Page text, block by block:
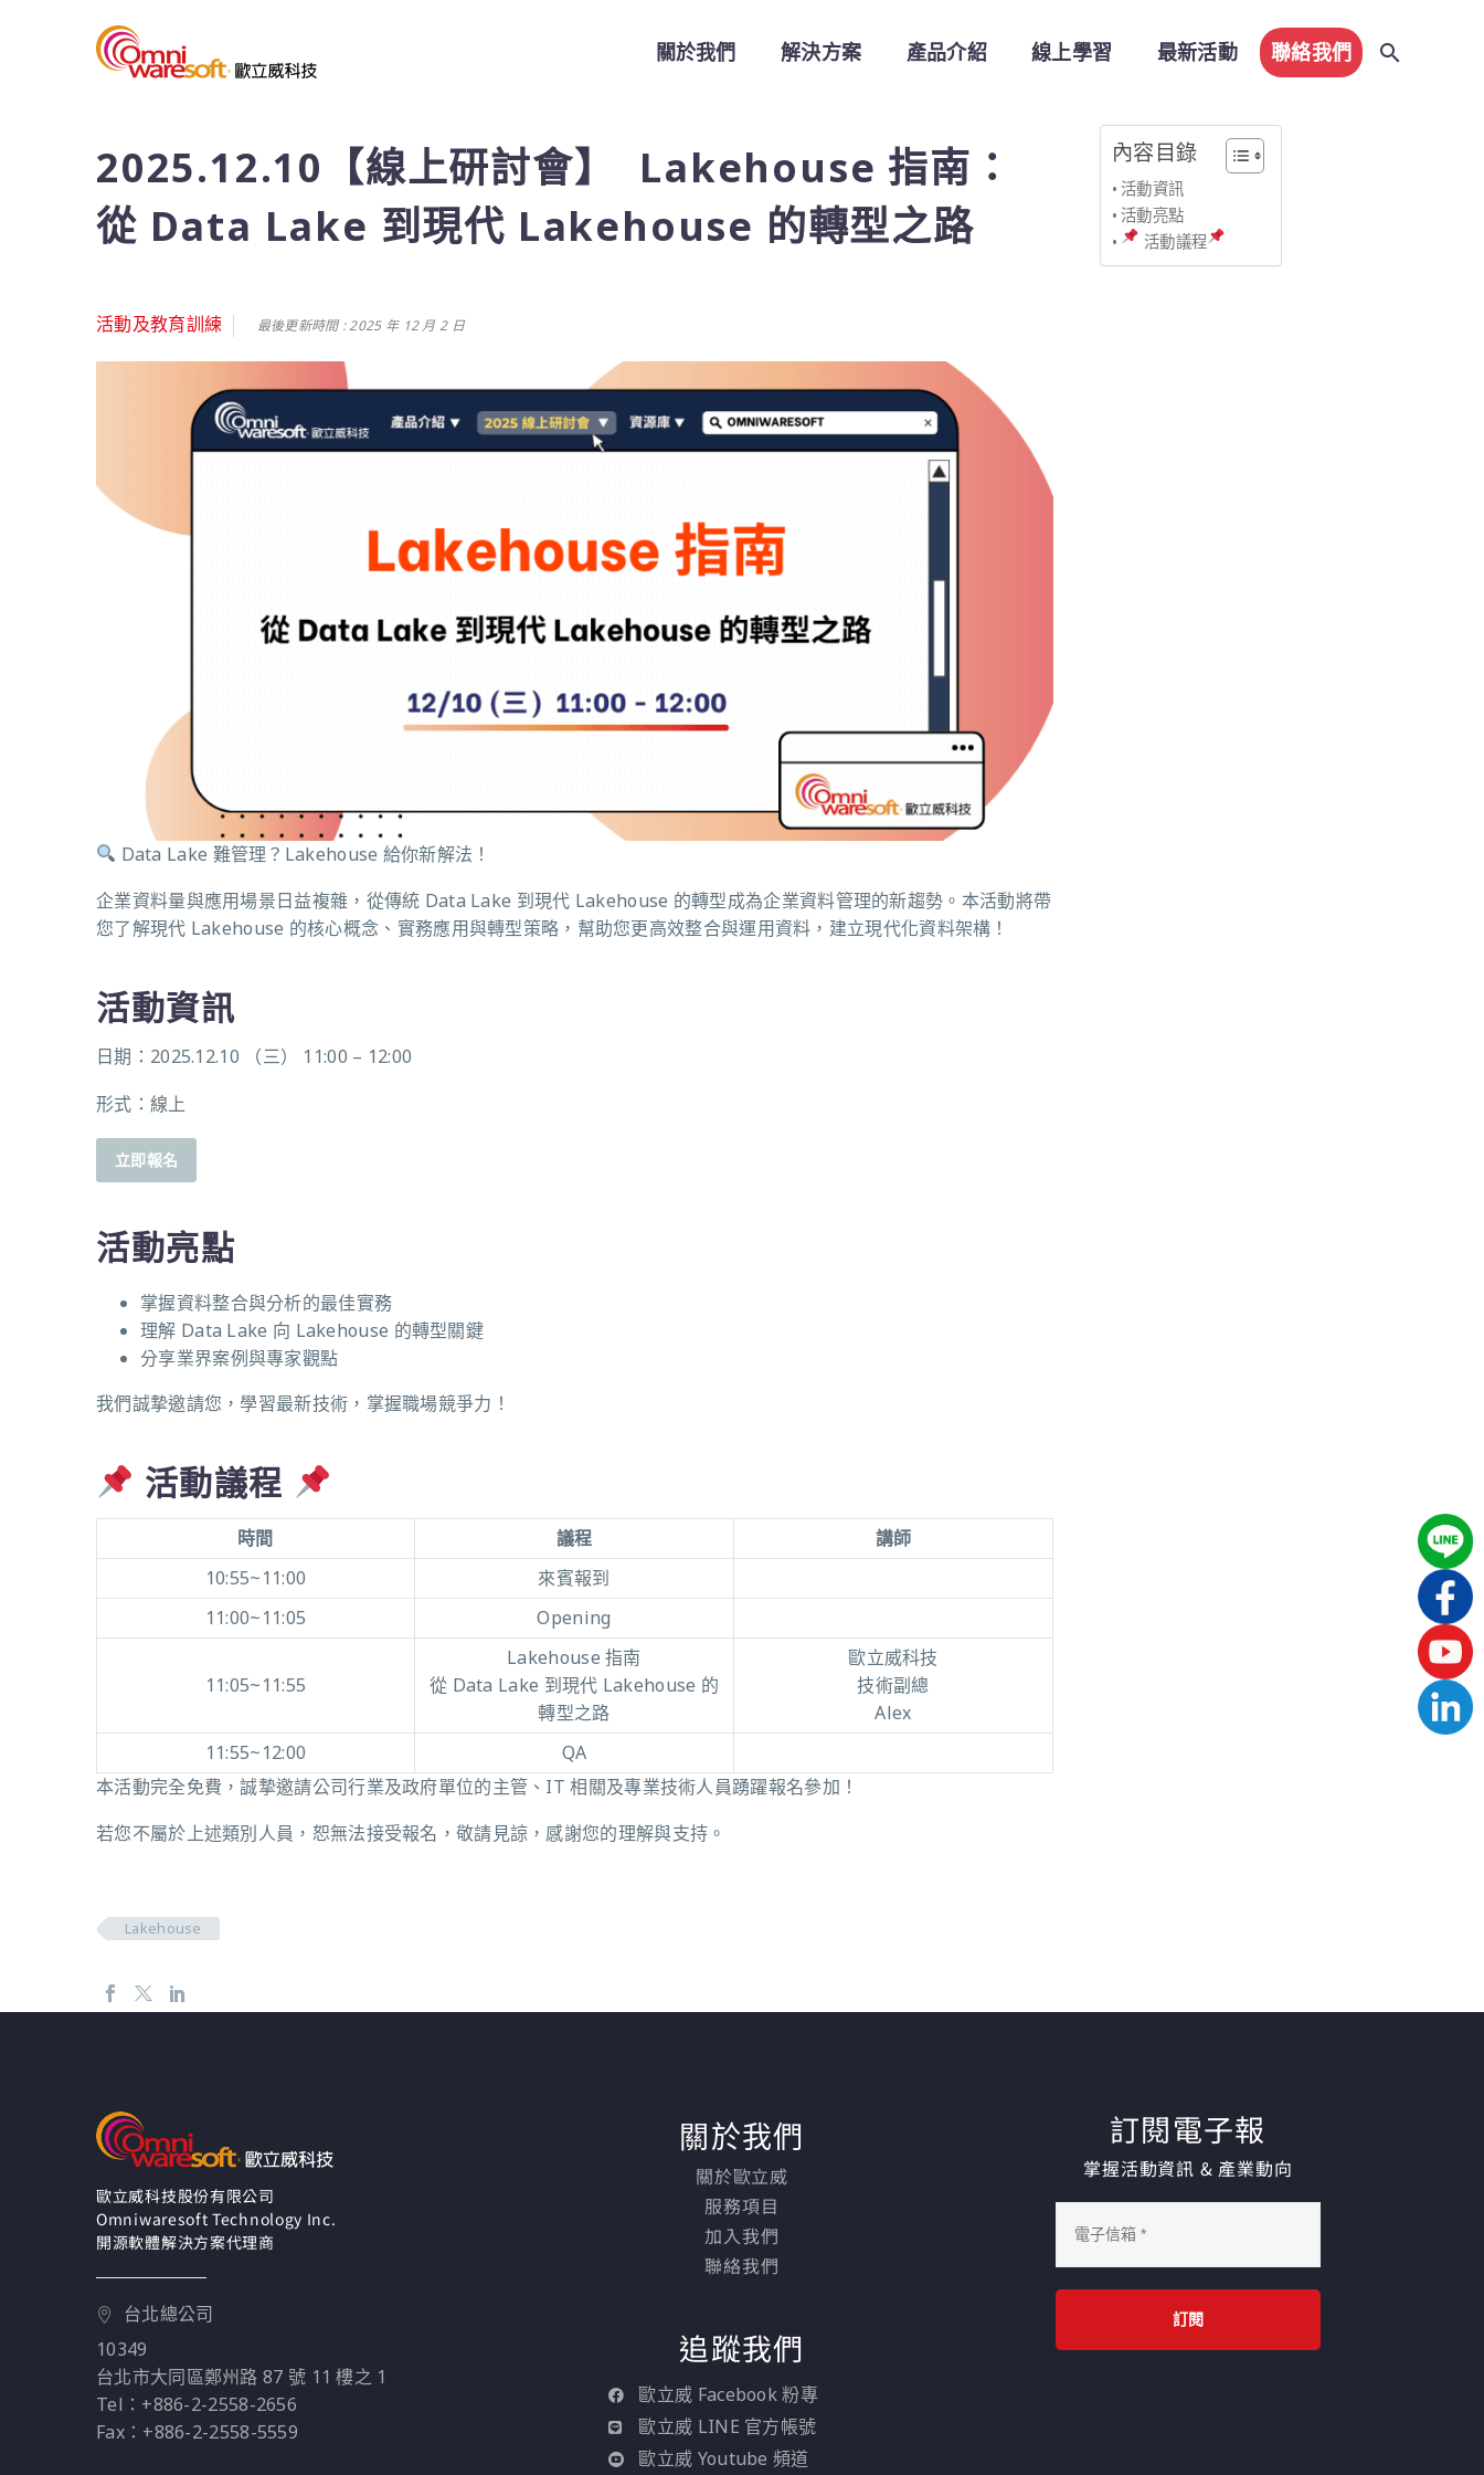
關於我們 解決方案 產品介紹 線上學習 最新活動 聯絡我們
2025.12.10【線上研討會】 Lakehouse 指南：
從 Data Lake 到現代 Lakehouse 的轉型之路
活動及教育訓練 最後更新時間 : 2025 年 12 月 2 日
Data Lake 難管理？Lakehouse 給你新解法！
企業資料量與應用場景日益複雜，從傳統 Data Lake 到現代 Lakehouse 的轉型成為企業資料管理的新趨勢。本活動將帶
您了解現代 Lakehouse 的核心概念、實務應用與轉型策略，幫助您更高效整合與運用資料，建立現代化資料架構！
活動資訊
日期：2025.12.10 （三） 11:00 – 12:00
形式：線上
立即報名
活動亮點
掌握資料整合與分析的最佳實務
理解 Data Lake 向 Lakehouse 的轉型關鍵
分享業界案例與專家觀點
我們誠摯邀請您，學習最新技術，掌握職場競爭力！
活動議程
時間 議程
講師
10:55~11:00
來賓報到
11:00~11:05
Opening
11:05~11:55
Lakehouse 指南
從 Data Lake 到現代 Lakehouse 的
轉型之路
歐立威科技
技術副總
Alex
11:55~12:00
QA
本活動完全免費，誠摯邀請公司行業及政府單位的主管、IT 相關及專業技術人員踴躍報名參加！
若您不屬於上述類別人員，恕無法接受報名，敬請見諒，感謝您的理解與支持。
Lakehouse
內容目錄
活動資訊
活動亮點
活動議程
歐立威科技股份有限公司
Omniwaresoft Technology Inc.
開源軟體解決方案代理商
台北總公司
10349
台北市大同區鄭州路 87 號 11 樓之 1
Tel：+886-2-2558-2656
Fax：+886-2-2558-5559
關於我們
關於歐立威
服務項目
加入我們
聯絡我們
追蹤我們
歐立威 Facebook 粉專
歐立威 LINE 官方帳號
歐立威 Youtube 頻道
訂閱電子報
掌握活動資訊 & 產業動向
訂閱